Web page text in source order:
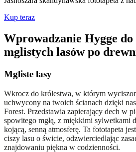
Kup teraz
Wprowadzanie Hygge
mglistych lasów po
Mgliste lasy
Wkrocz do królestwa, w którym
uchwycony na twoich ścianach dzięki
Forest. Przedstawia zapierający dech w
spowitego mgłą, z miękkimi sylwetkami
kojącą, senną atmosferę. Ta fototapeta
ciszy lasu o świcie, odzwierciedlając
znajdowaniu piękna w codzienności.